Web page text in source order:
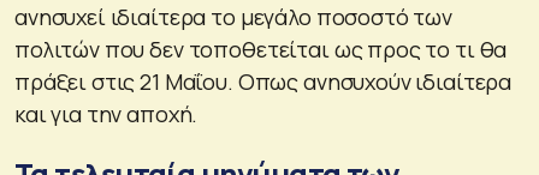
ανησυχεί ιδιαίτερα το μεγάλο ποσοστό των
πολιτών που δεν τοποθετείται ως προς το τι θα
πράξει στις 21 Μαΐου. Οπως ανησυχούν ιδιαίτερα
και για την αποχή.